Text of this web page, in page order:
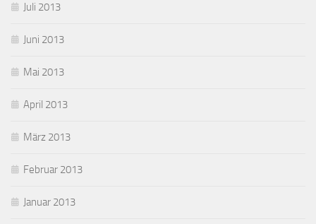
Juli 2013
Juni 2013
Mai 2013
April 2013
März 2013
Februar 2013
Januar 2013